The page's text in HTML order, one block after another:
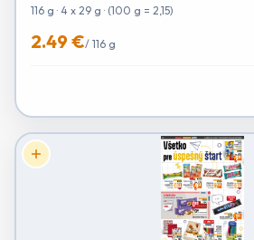
116 g · 4 x 29 g · (100 g = 2,15)
2.49 €/ 116 g